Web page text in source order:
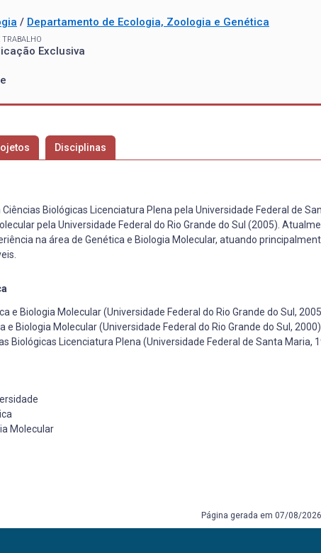
/ Departamento de Ecologia, Zoologia e Genética
Exclusiva
Disciplinas
Biológicas Licenciatura Plena pela Universidade Federal de
pela Universidade Federal do Rio Grande do Sul (2005).
na área de Genética e Biologia Molecular, atuando
e Biologia Molecular (Universidade Federal do Rio Grande do Sul,
e Biologia Molecular (Universidade Federal do Rio Grande do Sul, 2000)
Biológicas Licenciatura Plena (Universidade Federal de Santa Maria,
Molecular
Página gerada em 07/08/